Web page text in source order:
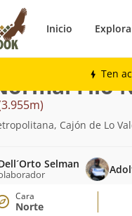
Inicio Explora
Ten
Filo
Cajón de Lo
Selman
Cara
Norte